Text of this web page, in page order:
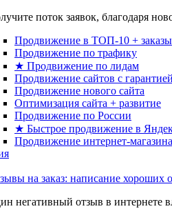
поток заявок, благодаря
Продвижение в ТОП-10 + заказы
Продвижение по трафику
★ Продвижение по лидам
Продвижение сайтов с гарантией
Продвижение нового сайта
Оптимизация сайта + развитие
Продвижение по России
★ Быстрое продвижение в
Продвижение интернет-магазина
на заказ: написание хороших
негативный отзыв в интернете